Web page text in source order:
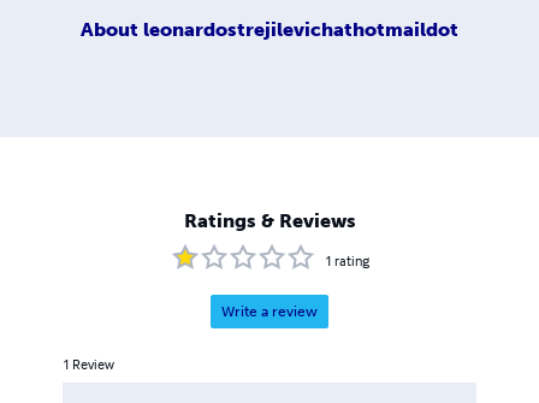
About leonardostrejilevichathotmaildot
Ratings & Reviews
1 rating
Write a review
1 Review